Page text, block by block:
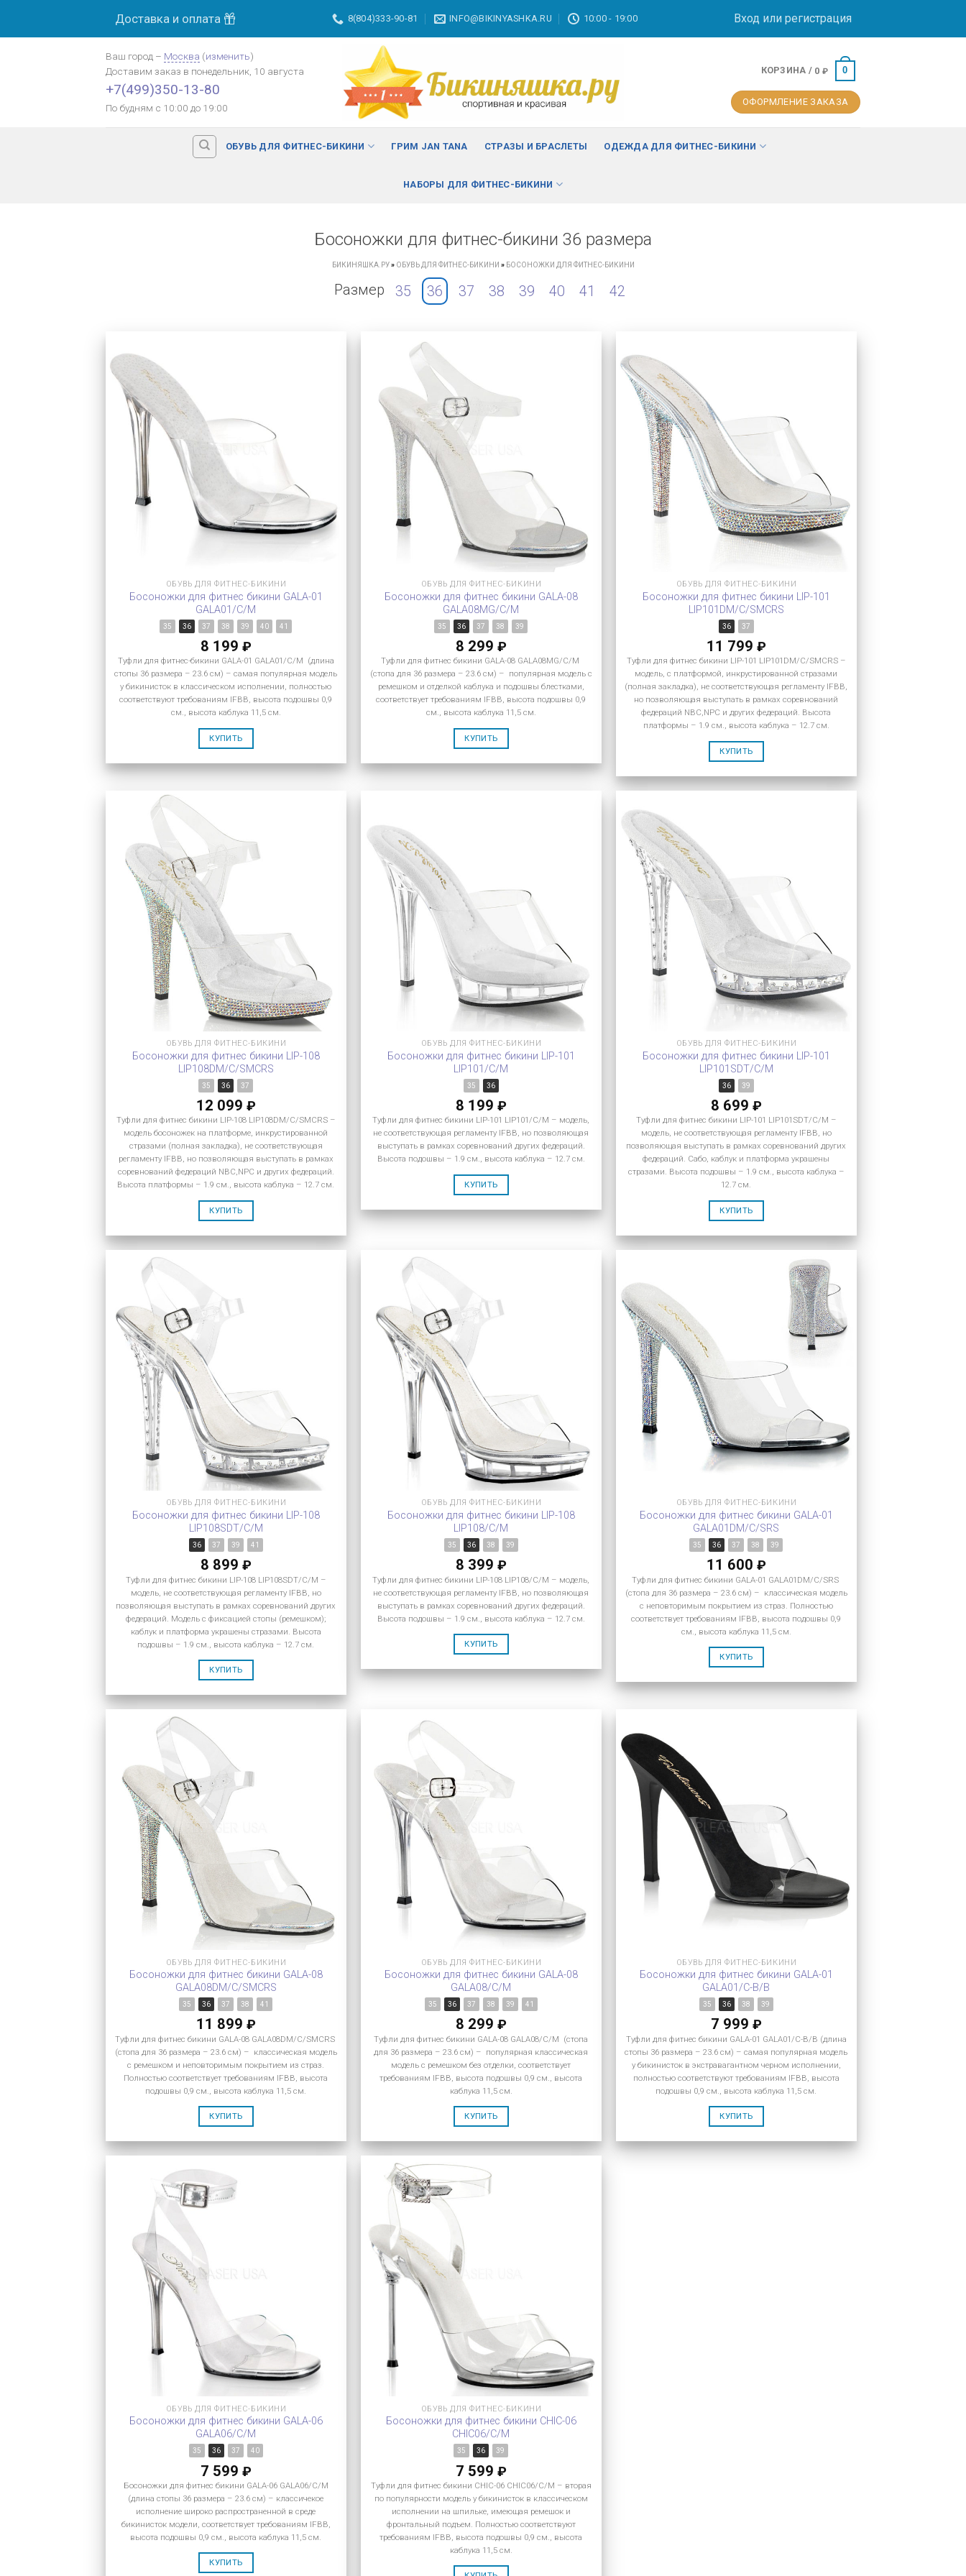
Доставка и оплата 8(804)333-90-81 INFO@BIKINYASHKA.RU 10:00 - 19:00 Вход или регистрация
Ваш город – Москва (изменить)
Доставим заказ в понедельник, 10 августа
+7(499)350-13-80
По будням с 10:00 до 19:00
КОРЗИНА / 0 ₽ 0
ОФОРМЛЕНИЕ ЗАКАЗА
ОБУВЬ ДЛЯ ФИТНЕС-БИКИНИ ГРИМ JAN TANA СТРАЗЫ И БРАСЛЕТЫ ОДЕЖДА ДЛЯ ФИТНЕС-БИКИНИ
НАБОРЫ ДЛЯ ФИТНЕС-БИКИНИ
Босоножки для фитнес-бикини 36 размера
БИКИНЯШКА.РУ» ОБУВЬ ДЛЯ ФИТНЕС-БИКИНИ » БОСОНОЖКИ ДЛЯ ФИТНЕС-БИКИНИ
Размер 35 36 37 38 39 40 41 42
ОБУВЬ ДЛЯ ФИТНЕС-БИКИНИ
Босоножки для фитнес бикини GALA-01
GALA01/C/M
35 36 37 38 39 40 41
8 199 ₽
Туфли для фитнес-бикини GALA-01 GALA01/C/M (длина
стопы 36 размера – 23.6 см) – самая популярная модель
у бикинисток в классическом исполнении, полностью
соответствуют требованиям IFBB, высота подошвы 0,9
см., высота каблука 11,5 см.
КУПИТЬ
ОБУВЬ ДЛЯ ФИТНЕС-БИКИНИ
Босоножки для фитнес бикини GALA-08
GALA08MG/C/M
35 36 37 38 39
8 299 ₽
Туфли для фитнес бикини GALA-08 GALA08MG/C/M
(стопа для 36 размера – 23.6 см) – популярная модель с
ремешком и отделкой каблука и подошвы блестками,
соответствует требованиям IFBB, высота подошвы 0,9
см., высота каблука 11,5 см.
КУПИТЬ
ОБУВЬ ДЛЯ ФИТНЕС-БИКИНИ
Босоножки для фитнес бикини LIP-101
LIP101DM/C/SMCRS
36 37
11 799 ₽
Туфли для фитнес бикини LIP-101 LIP101DM/C/SMCRS –
модель, с платформой, инкрустированной стразами
(полная закладка), не соответствующая регламенту IFBB,
но позволяющая выступать в рамках соревнований
федераций NBC,NPC и других федераций. Высота
платформы – 1.9 см., высота каблука – 12.7 см.
КУПИТЬ
ОБУВЬ ДЛЯ ФИТНЕС-БИКИНИ
Босоножки для фитнес бикини LIP-108
LIP108DM/C/SMCRS
35 36 37
12 099 ₽
Туфли для фитнес бикини LIP-108 LIP108DM/C/SMCRS –
модель босоножек на платформе, инкрустированной
стразами (полная закладка), не соответствующая
регламенту IFBB, но позволяющая выступать в рамках
соревнований федераций NBC,NPC и других федераций.
Высота платформы – 1.9 см., высота каблука – 12.7 см.
КУПИТЬ
ОБУВЬ ДЛЯ ФИТНЕС-БИКИНИ
Босоножки для фитнес бикини LIP-101
LIP101/C/M
35 36
8 199 ₽
Туфли для фитнес бикини LIP-101 LIP101/C/M – модель,
не соответствующая регламенту IFBB, но позволяющая
выступать в рамках соревнований других федераций.
Высота подошвы – 1.9 см., высота каблука – 12.7 см.
КУПИТЬ
ОБУВЬ ДЛЯ ФИТНЕС-БИКИНИ
Босоножки для фитнес бикини LIP-101
LIP101SDT/C/M
36 39
8 699 ₽
Туфли для фитнес бикини LIP-101 LIP101SDT/C/M –
модель, не соответствующая регламенту IFBB, но
позволяющая выступать в рамках соревнований других
федераций. Сабо, каблук и платформа украшены
стразами. Высота подошвы – 1.9 см., высота каблука –
12.7 см.
КУПИТЬ
ОБУВЬ ДЛЯ ФИТНЕС-БИКИНИ
Босоножки для фитнес бикини LIP-108
LIP108SDT/C/M
36 37 39 41
8 899 ₽
Туфли для фитнес бикини LIP-108 LIP108SDT/C/M –
модель, не соответствующая регламенту IFBB, но
позволяющая выступать в рамках соревнований других
федераций. Модель с фиксацией стопы (ремешком);
каблук и платформа украшены стразами. Высота
подошвы – 1.9 см., высота каблука – 12.7 см.
КУПИТЬ
ОБУВЬ ДЛЯ ФИТНЕС-БИКИНИ
Босоножки для фитнес бикини LIP-108
LIP108/C/M
35 36 38 39
8 399 ₽
Туфли для фитнес бикини LIP-108 LIP108/C/M – модель,
не соответствующая регламенту IFBB, но позволяющая
выступать в рамках соревнований других федераций.
Высота подошвы – 1.9 см., высота каблука – 12.7 см.
КУПИТЬ
ОБУВЬ ДЛЯ ФИТНЕС-БИКИНИ
Босоножки для фитнес бикини GALA-01
GALA01DM/C/SRS
35 36 37 38 39
11 600 ₽
Туфли для фитнес бикини GALA-01 GALA01DM/C/SRS
(стопа для 36 размера – 23.6 см) – классическая модель
с неповторимым покрытием из страз. Полностью
соответствует требованиям IFBB, высота подошвы 0,9
см., высота каблука 11,5 см.
КУПИТЬ
ОБУВЬ ДЛЯ ФИТНЕС-БИКИНИ
Босоножки для фитнес бикини GALA-08
GALA08DM/C/SMCRS
35 36 37 38 41
11 899 ₽
Туфли для фитнес бикини GALA-08 GALA08DM/C/SMCRS
(стопа для 36 размера – 23.6 см) – классическая модель
с ремешком и неповторимым покрытием из страз.
Полностью соответствует требованиям IFBB, высота
подошвы 0,9 см., высота каблука 11,5 см.
КУПИТЬ
ОБУВЬ ДЛЯ ФИТНЕС-БИКИНИ
Босоножки для фитнес бикини GALA-08
GALA08/C/M
35 36 37 38 39 41
8 299 ₽
Туфли для фитнес бикини GALA-08 GALA08/C/M (стопа
для 36 размера – 23.6 см) – популярная классическая
модель с ремешком без отделки, соответствует
требованиям IFBB, высота подошвы 0,9 см., высота
каблука 11,5 см.
КУПИТЬ
ОБУВЬ ДЛЯ ФИТНЕС-БИКИНИ
Босоножки для фитнес бикини GALA-01
GALA01/C-B/B
35 36 38 39
7 999 ₽
Туфли для фитнес бикини GALA-01 GALA01/C-B/B (длина
стопы 36 размера – 23.6 см) – самая популярная модель
у бикинисток в экстравагантном черном исполнении,
полностью соответствуют требованиям IFBB, высота
подошвы 0,9 см., высота каблука 11,5 см.
КУПИТЬ
ОБУВЬ ДЛЯ ФИТНЕС-БИКИНИ
Босоножки для фитнес бикини GALA-06
GALA06/C/M
35 36 37 40
7 599 ₽
Босоножки для фитнес бикини GALA-06 GALA06/C/M
(длина стопы 36 размера – 23.6 см) – классичекое
исполнение широко распространенной в среде
бикинисток модели, соответствует требованиям IFBB,
высота подошвы 0,9 см., высота каблука 11,5 см.
КУПИТЬ
ОБУВЬ ДЛЯ ФИТНЕС-БИКИНИ
Босоножки для фитнес бикини CHIC-06
CHIC06/C/M
35 36 39
7 599 ₽
Туфли для фитнес бикини CHIC-06 CHIC06/C/M – вторая
по популярности модель у бикинисток в классическом
исполнении на шпильке, имеющая ремешок и
фронтальный подъем. Полностью соответствуют
требованиям IFBB, высота подошвы 0,9 см., высота
каблука 11,5 см.